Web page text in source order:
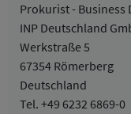
Prokurist - Business
INP Deutschland
Werkstraße 5
67354 Römerberg
Deutschland
Tel. +49 6232 6869-0